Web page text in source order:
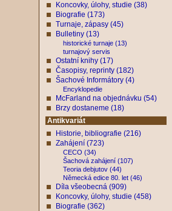
Koncovky, úlohy, studie (38)
Biografie (173)
Turnaje, zápasy (45)
Bulletiny (13)
historické turnaje (13)
turnajový servis
Ostatní knihy (17)
Časopisy, reprinty (182)
Šachové Informátory (4)
Encyklopedie
McFarland na objednávku (54)
Brzy dostaneme (18)
Antikvariát
Historie, bibliografie (216)
Zahájení (723)
CECO (34)
Šachová zahájení (107)
Teoria debjutov (44)
Německá edice 80. let (46)
Díla všeobecná (909)
Koncovky, úlohy, studie (458)
Biografie (362)